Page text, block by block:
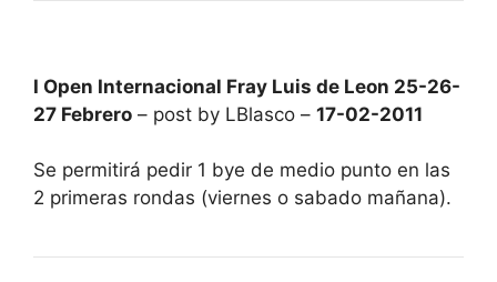
I Open Internacional Fray Luis de Leon 25-26-
27 Febrero – post by LBlasco – 17-02-2011
Se permitirá pedir 1 bye de medio punto en las
2 primeras rondas (viernes o sabado mañana).